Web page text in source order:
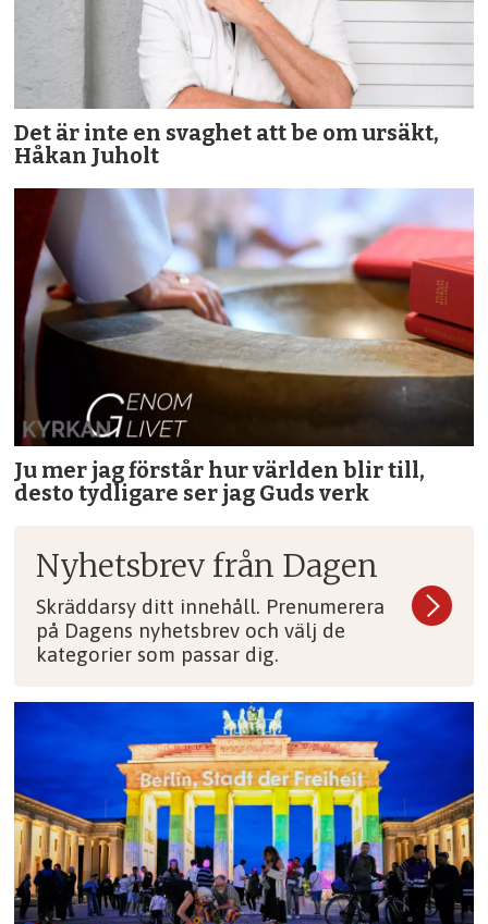
Det är inte en svaghet att be om ursäkt,
Håkan Juholt
Ju mer jag förstår hur världen blir till,
desto tydligare ser jag Guds verk
Nyhetsbrev från Dagen
Skräddarsy ditt innehåll. Prenumerera
på Dagens nyhetsbrev och välj de
kategorier som passar dig.